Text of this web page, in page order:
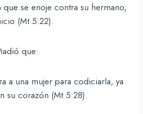
se enoje contra su hermano,
(Mt 5:22).
que:
a una mujer para codiciarla, ya
su corazón (Mt 5:28).